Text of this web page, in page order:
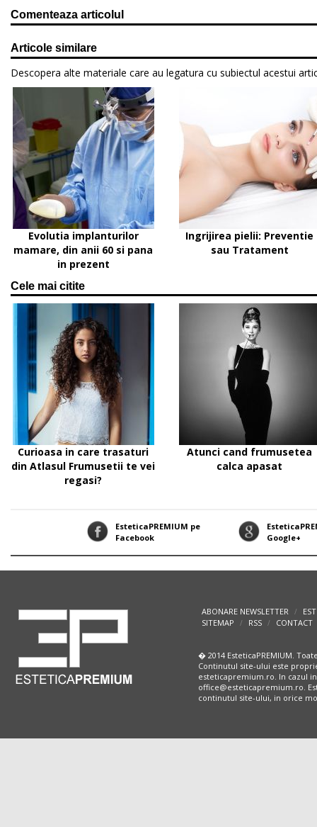
Comenteaza articolul
Articole similare
Descopera alte materiale care au legatura cu subiectul acestui
Evolutia implanturilor
mamare, din anii 60 si pana
in prezent
Ingrijirea pielii: Preventie
sau Tratament
Cele mai citite
Curioasa in care trasaturi
din Atlasul Frumusetii te vei
regasi?
Atunci cand frumusetea
calca apasat
EsteticaPREMIUM pe
Facebook
Google+
ABONARE NEWSLETTER /
SITEMAP
/ RSS / CONTACT
� 2014 EsteticaPREMIUM.
Continutul site-ului este
esteticapremium.ro. In cazul
office@esteticapremium.ro.
continutul site-ului, in orice